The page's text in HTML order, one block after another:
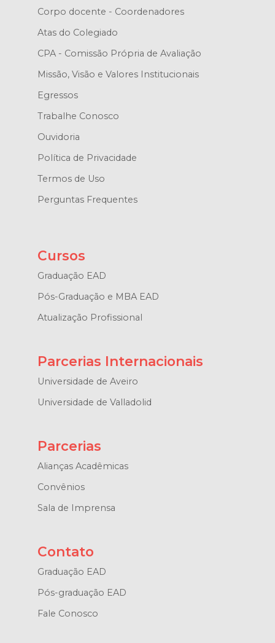
Corpo docente - Coordenadores
Atas do Colegiado
CPA - Comissão Própria de Avaliação
Missão, Visão e Valores Institucionais
Egressos
Trabalhe Conosco
Ouvidoria
Política de Privacidade
Termos de Uso
Perguntas Frequentes
Cursos
Graduação EAD
Pós-Graduação e MBA EAD
Atualização Profissional
Parcerias Internacionais
Universidade de Aveiro
Universidade de Valladolid
Parcerias
Alianças Acadêmicas
Convênios
Sala de Imprensa
Contato
Graduação EAD
Pós-graduação EAD
Fale Conosco